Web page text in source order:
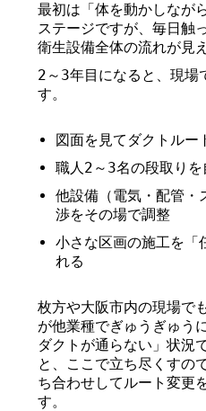
最初は「体を動かしなが
ステージですが、毎日触
衛生設備全体の流れが見
2～3年目になると、現場
す。
図面を見てダクトルー
職人2～3名の段取りを
他設備（電気・配管・
渉をその場で調整
小さな区画の施工を「
れる
枚方や大阪市内の現場で
が他業種でぎゅうぎゅう
ダクトが通らない」状況
と、ここで立ち尽くすの
ち合わせしてルート変更
す。